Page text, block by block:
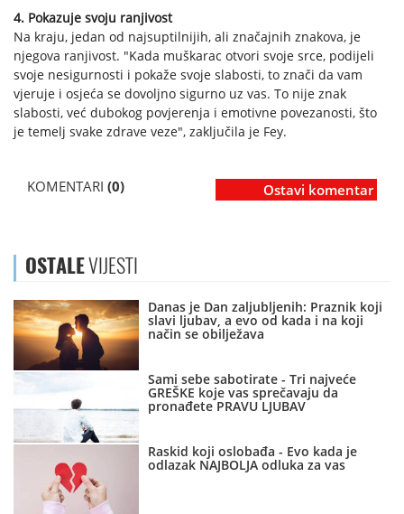
4. Pokazuje svoju ranjivost
Na kraju, jedan od najsuptilnijih, ali značajnih znakova, je
njegova ranjivost. "Kada muškarac otvori svoje srce, podijeli
svoje nesigurnosti i pokaže svoje slabosti, to znači da vam
vjeruje i osjeća se dovoljno sigurno uz vas. To nije znak
slabosti, već dubokog povjerenja i emotivne povezanosti, što
je temelj svake zdrave veze", zaključila je Fey.
KOMENTARI (0) Ostavi komentar
OSTALEVIJESTI
Danas je Dan zaljubljenih: Praznik koji
slavi ljubav, a evo od kada i na koji
način se obilježava
Sami sebe sabotirate - Tri najveće
GREŠKE koje vas sprečavaju da
pronađete PRAVU LJUBAV
Raskid koji oslobađa - Evo kada je
odlazak NAJBOLJA odluka za vas